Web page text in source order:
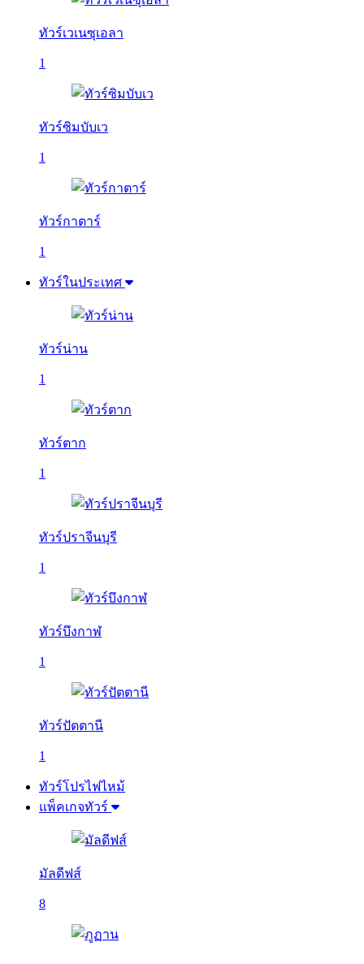
ทัวร์เวเนซุเอลา
1
ทัวร์ซิมบับเว
1
ทัวร์กาตาร์
1
ทัวร์ในประเทศ
ทัวร์น่าน
1
ทัวร์ตาก
1
ทัวร์ปราจีนบุรี
1
ทัวร์บึงกาฬ
1
ทัวร์ปัตตานี
1
ทัวร์โปรไฟไหม้
แพ็คเกจทัวร์
มัลดีฟส์
8